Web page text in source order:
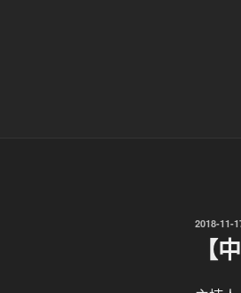
發
2018-11-
【